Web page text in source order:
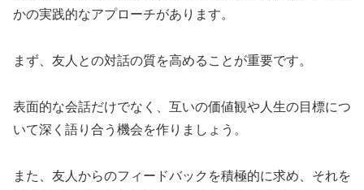
かの実践的なアプローチがあります。
まず、友人との対話の質を高めることが重要です。
表面的な会話だけでなく、互いの価値観や人生の目標につ
いて深く語り合う機会を作りましょう。
また、友人からのフィードバックを積極的に求め、それを